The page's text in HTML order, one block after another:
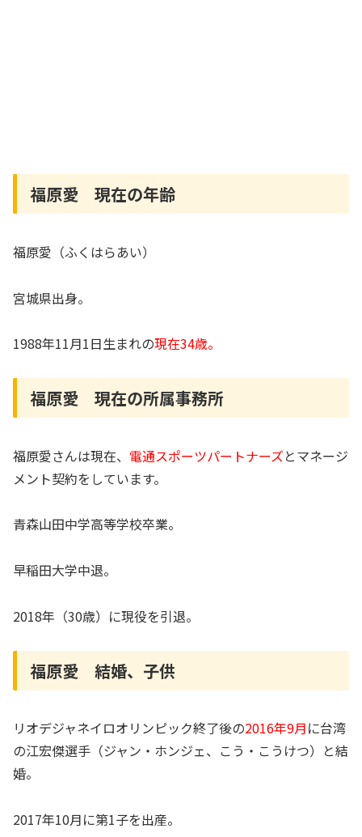
福原愛 現在の年齢
福原愛（ふくはらあい）
宮城県出身。
1988年11月1日生まれの現在34歳。
福原愛 現在の所属事務所
福原愛さんは現在、 電通スポーツパートナーズとマネージ
メント契約をしています。
青森山田中学高等学校卒業。
早稲田大学中退。
2018年（30歳）に現役を引退。
福原愛 結婚、子供
リオデジャネイロオリンピック終了後の2016年9月に台湾
の江宏傑選手（ジャン・ホンジェ、こう・こうけつ）と結
婚。
2017年10月に第1子を出産。